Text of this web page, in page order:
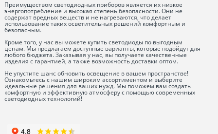
Преимуществом светодиодных приборов является их низкое
энергопотребление и высокая степень безопасности. Они не
содержат вредных веществ и не нагреваются, что делает
использование таких осветительных решений комфортным и
безопасным.
Кроме того, у нас вы можете купить светодиоды по выгодным
ценам. Мы предлагаем доступные варианты, которые подойдут для
любого бюджета. Заказывая у нас, вы получаете качественные
изделия с гарантией, а также возможность доставки оптом.
Не упустите шанс обновить освещение в вашем пространстве!
Ознакомьтесь с нашим широким ассортиментом и выберите
идеальные решения для ваших нужд. Мы поможем вам создать
комфортную и эффективную атмосферу с помощью современных
светодиодных технологий!